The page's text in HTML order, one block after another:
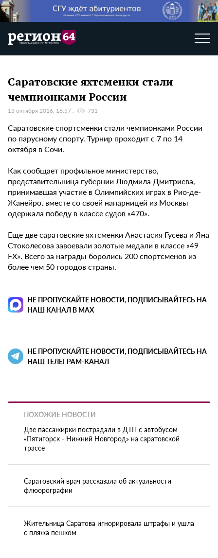
Саратовские яхтсменки стали
чемпионками России
13 октября 2016, 16:57 731
Саратовские спортсменки стали чемпионками России
по парусному спорту. Турнир проходит с 7 по 14
октября в Сочи.
Как сообщает профильное министерство,
представительница губернии Людмила Дмитриева,
принимавшая участие в Олимпийских играх в Рио-де-
Жанейро, вместе со своей напарницей из Москвы
одержала победу в классе судов «470».
Еще две саратовские яхтсменки Анастасия Гусева и Яна
Стоколесова завоевали золотые медали в классе «49
FX». Всего за награды боролись 200 спортсменов из
более чем 50 городов страны.
НЕ ПРОПУСКАЙТЕ НОВОСТИ, ПОДПИСЫВАЙТЕСЬ НА
НАШ КАНАЛ В MAX
НЕ ПРОПУСКАЙТЕ НОВОСТИ, ПОДПИСЫВАЙТЕСЬ НА
НАШ ТЕЛЕГРАМ-КАНАЛ
ПОХОЖИЕ НОВОСТИ
Две пассажирки пострадали в ДТП с автобусом
«Пятигорск - Нижний Новгород» на саратовской
трассе
Саратовский врач рассказала об актуальности
флюорографии
Жительница Саратова игнорировала штрафы и ушла
с пляжа пешком